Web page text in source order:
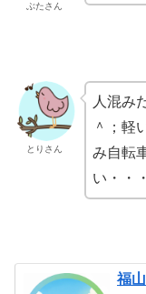
ぶたさん
とりさん
人混み
＾；軽
み自転
い・・
福山